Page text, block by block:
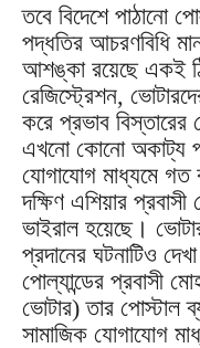
তবে বিদেশে পাঠানো
পদ্ধতির আচরণবিধি
আশঙ্কা রয়েছে একই
রেজিস্ট্রেশন,
করে প্রভাব বিস্তারের
এখনো কোনো অকাট্য
যোগাযোগ মাধ্যমে
দক্ষিণ এশিয়ার
ভাইরাল হয়েছে।
প্রদানের ঘটনাটিও
পোল্যান্ডের প্রবাসী
ভোটার) তার পোস্টাল
সামাজিক যোগাযোগ